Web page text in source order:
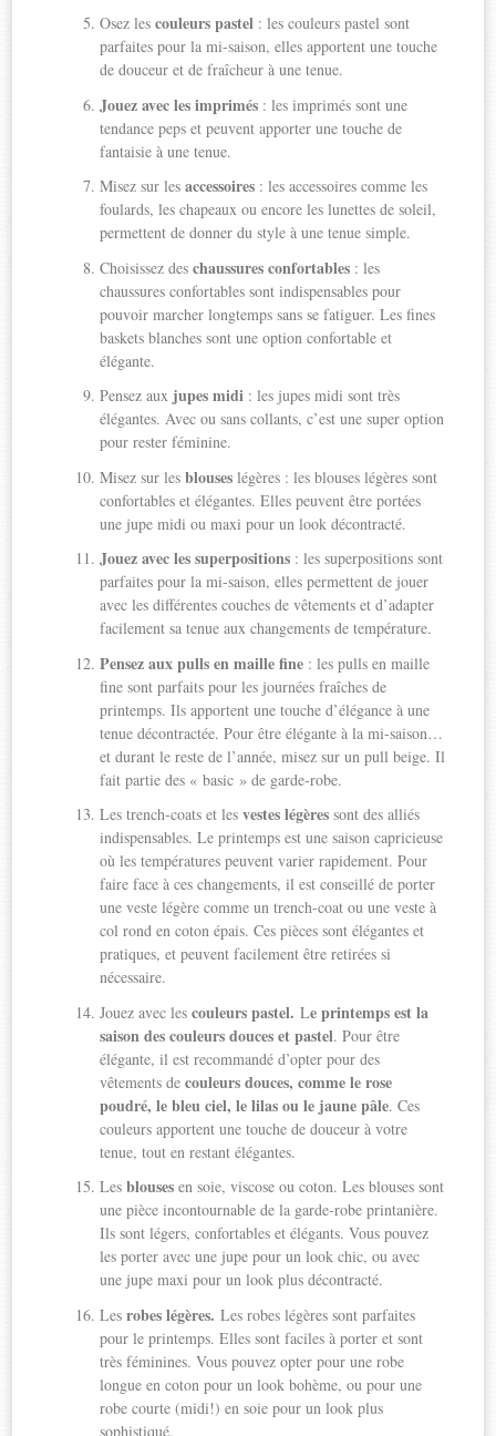
Osez lescouleurs pastel : les couleurs pastel sont
parfaites pour la mi-saison, elles apportent une touche
de douceur et de fraîcheur à une tenue.
Jouez avec les imprimés : les imprimés sont une
tendance peps et peuvent apporter une touche de
fantaisie à une tenue.
Misez sur lesaccessoires : les accessoires comme les
foulards, les chapeaux ou encore les lunettes de soleil,
permettent de donner du style à une tenue simple.
Choisissez deschaussures confortables : les
chaussures confortables sont indispensables pour
pouvoir marcher longtemps sans se fatiguer. Les fines
baskets blanches sont une option confortable et
élégante.
Pensez aux jupes midi : les jupes midi sont très
élégantes. Avec ou sans collants, c’est une super option
pour rester féminine.
Misez sur lesblouses légères : les blouses légères sont
confortables et élégantes. Elles peuvent être portées
une jupe midi ou maxi pour un look décontracté.
Jouez avec les superpositions : les superpositions sont
parfaites pour la mi-saison, elles permettent de jouer
avec les différentes couches de vêtements et d’adapter
facilement sa tenue aux changements de température.
Pensez aux pulls en maille fine : les pulls en maille
fine sont parfaits pour les journées fraîches de
printemps. Ils apportent une touche d’élégance à une
tenue décontractée. Pour être élégante à la mi-saison…
et durant le reste de l’année, misez sur un pull beige. Il
fait partie des « basic » de garde-robe.
Les trench-coats et lesvestes légères sont des alliés
indispensables. Le printemps est une saison capricieuse
où les températures peuvent varier rapidement. Pour
faire face à ces changements, il est conseillé de porter
une veste légère comme un trench-coat ou une veste à
col rond en coton épais. Ces pièces sont élégantes et
pratiques, et peuvent facilement être retirées si
nécessaire.
Jouez avec les couleurs pastel. Le printemps est la
saison des couleurs douces et pastel. Pour être
élégante, il est recommandé d’opter pour des
vêtements decouleurs douces, comme le rose
poudré, le bleu ciel, le lilas ou le jaune pâle. Ces
couleurs apportent une touche de douceur à votre
tenue, tout en restant élégantes.
Lesblouses en soie, viscose ou coton. Les blouses sont
une pièce incontournable de la garde-robe printanière.
Ils sont légers, confortables et élégants. Vous pouvez
les porter avec une jupe pour un look chic, ou avec
une jupe maxi pour un look plus décontracté.
Lesrobes légères. Les robes légères sont parfaites
pour le printemps. Elles sont faciles à porter et sont
très féminines. Vous pouvez opter pour une robe
longue en coton pour un look bohème, ou pour une
robe courte (midi!) en soie pour un look plus
sophistiqué.